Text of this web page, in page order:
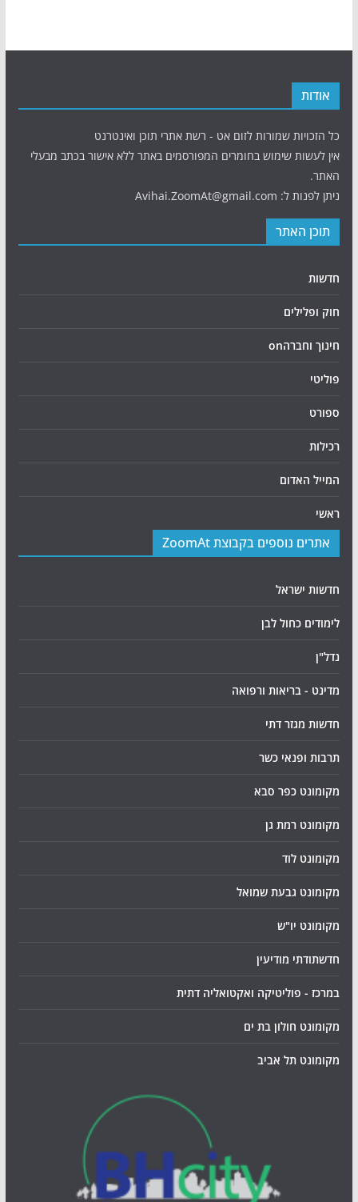
אודות
כל הזכויות שמורות לזום אט - רשת אתרי תוכן ואינטרנט
אין לעשות שימוש בחומרים המפורסמים באתר ללא אישור בכתב מבעלי
האתר.
ניתן לפנות ל: Avihai.ZoomAt@gmail.com
תוכן האתר
חדשות
חוק ופלילים
חינוך וחברהon
פוליטי
ספורט
רכילות
המייל האדום
ראשי
אתרים נוספים בקבוצת ZoomAt
חדשות ישראל
לימודים כחול לבן
נדל"ן
מדינט - בריאות ורפואה
חדשות מגזר דתי
תרבות ופנאי כשר
מקומונט כפר סבא
מקומונט רמת גן
מקומונט לוד
מקומונט גבעת שמואל
מקומונט יו"ש
חדשתודתי מודיעין
במרכז - פוליטיקה ואקטואליה דתית
מקומונט חולון בת ים
מקומונט תל אביב